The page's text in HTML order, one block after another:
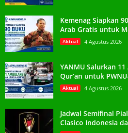
Kemenag Siapkan
Arab Gratis untuk
Aktual 4 Agustus 2026
YANMU Salurkan
Qur’an untuk
Aktual 4 Agustus 2026
Jadwal Semifinal
Clasico Indonesia